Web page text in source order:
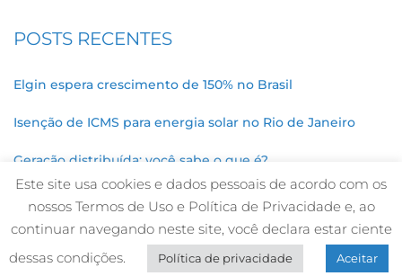
POSTS RECENTES
Elgin espera crescimento de 150% no Brasil
Isenção de ICMS para energia solar no Rio de Janeiro
Geração distribuída: você sabe o que é?
Desenvolvido por Roda Viva Comunicação
Este site usa cookies e dados pessoais de acordo com os
nossos Termos de Uso e Política de Privacidade e, ao
continuar navegando neste site, você declara estar ciente
dessas condições.
Política de privacidade Aceitar